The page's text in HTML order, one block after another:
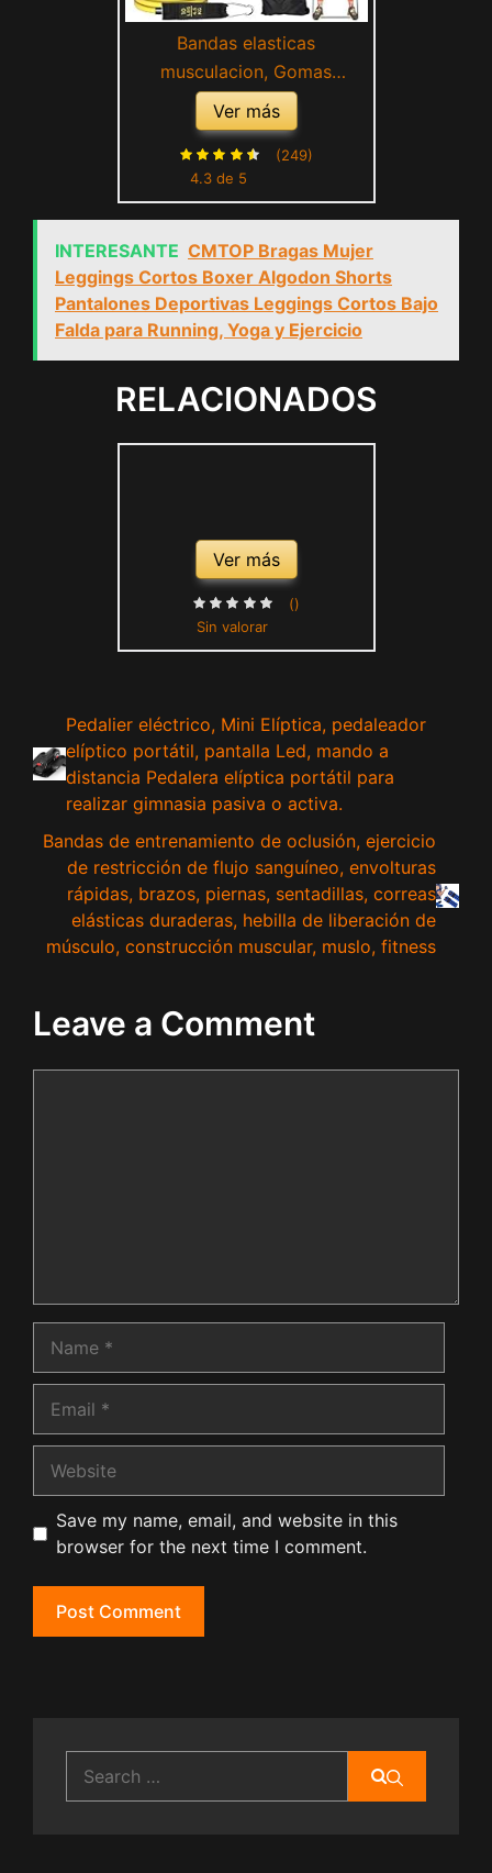
Bandas elasticas
musculacion, Gomas
elasticas Fitness, para
Entrenar al Aire Libre Gym o
en casa - 5 Cintas elásticas
musculación/Manijas/Ancla
Tobillo/Bolsa de Transporte
Ver más
4.3 de 5
(249)
INTERESANTE CMTOP Bragas Mujer
Leggings Cortos Boxer Algodon Shorts
Pantalones Deportivas Leggings Cortos Bajo
Falda para Running, Yoga y Ejercicio
RELACIONADOS
Ver más
Sin valorar
()
Pedalier eléctrico, Mini Elíptica, pedaleador
elíptico portátil, pantalla Led, mando a
distancia Pedalera elíptica portátil para
realizar gimnasia pasiva o activa.
Bandas de entrenamiento de oclusión, ejercicio
de restricción de flujo sanguíneo, envolturas
rápidas, brazos, piernas, sentadillas, correas
elásticas duraderas, hebilla de liberación de
músculo, construcción muscular, muslo, fitness
Leave a Comment
Save my name, email, and website in this
browser for the next time I comment.
for: